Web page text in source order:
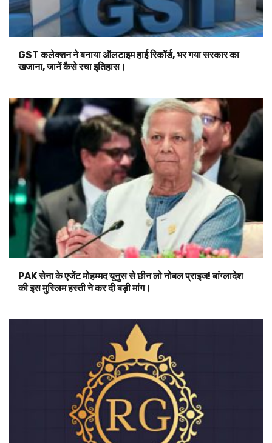
GST कलेक्शन ने बनाया ऑलटाइम हाई रिकॉर्ड, भर गया सरकार का
खजाना, जानें कैसे रचा इतिहास।
PAK सेना के एजेंट मोहम्मद यूनुस से छीन लो नोबल प्राइज! बांग्लादेश
की इस मुस्लिम हस्ती ने कर दी बड़ी मांग।